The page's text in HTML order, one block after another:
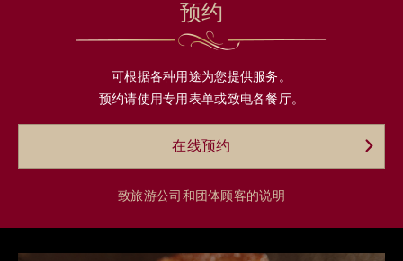
预约
可根据各种用途为您提供服务。
预约请使用专用表单或致电各餐厅。
在线预约
致旅游公司和团体顾客的说明